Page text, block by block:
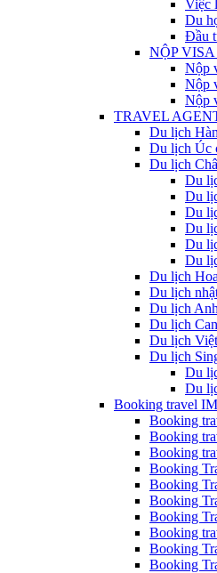
Việc
Du
Đầu
NỘP
Nộp
Nộp
Nộp
TRAVEL
Du lịch
Du lịch Úc
Du lịch
Du
Du
Du
Du
Du
Du
Du lịch
Du lịch
Du lịch
Du lịch
Du lịch
Du lịch
Du
Du
Booking travel
Booking
Booking
Booking
Booking
Booking
Booking
Booking
Booking
Booking
Booking